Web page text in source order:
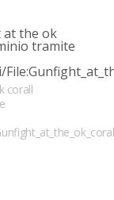
corall